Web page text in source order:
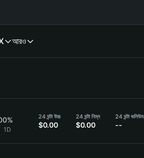
আরও
1D
24 ঘন্টা উচ্চ
$0.00
24 ঘন্টা নিম্ন
$0.00
24 ঘন্টা ভলিউম
--